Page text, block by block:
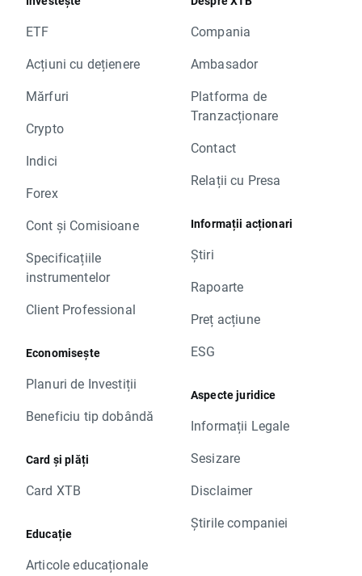
ETF
Acțiuni cu dețienere
Mărfuri
Crypto
Indici
Forex
Cont și Comisioane
Specificațiile
instrumentelor
Client Professional
Economisește
Planuri de Investiții
Beneficiu tip dobândă
Card și plăți
Card XTB
Educație
Articole educaționale
Compania
Ambasador
Platforma de
Tranzacționare
Contact
Relații cu Presa
Informații acționari
Știri
Rapoarte
Preț acțiune
ESG
Aspecte juridice
Informații Legale
Sesizare
Disclaimer
Știrile companiei